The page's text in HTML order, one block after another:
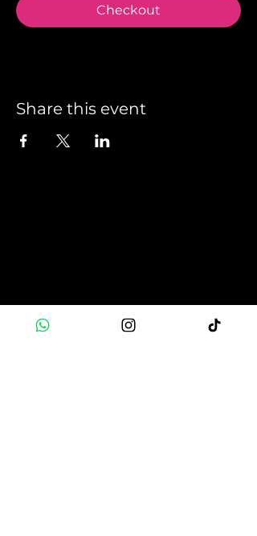
Checkout
Share this event